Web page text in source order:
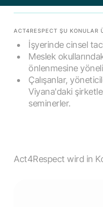
ACT4RESPECT ŞU KONULAR
İşyerinde cinsel
Meslek
önlenmesine
Çalışanlar,
Viyana'daki
seminerler.
Act4Respect wird in